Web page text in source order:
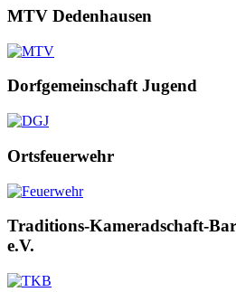
MTV Dedenhausen
Dorfgemeinschaft Jugend
Ortsfeuerwehr
Traditions-Kameradschaft-
e.V.